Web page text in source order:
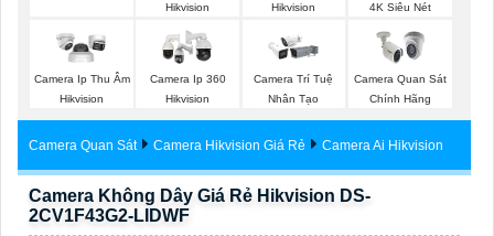
TƯ
Hikvision
Hikvision
4K Siêu Nét
Camera Ip Thu Âm
Hikvision
Camera Ip 360
Hikvision
Camera Trí Tuệ
Nhân Tạo
Camera Quan Sát
Chính Hãng
Camera Quan Sát Camera Hikvision Giá Rẻ Camera Ai Hikvision
Camera Không Dây Giá Rẻ Hikvision DS-
2CV1F43G2-LIDWF